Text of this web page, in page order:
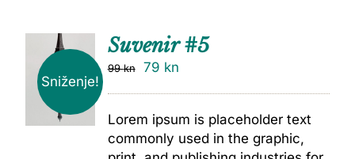
Sniženje!
Suvenir #5
99kn 79 kn
Lorem ipsum is placeholder text
commonly used in the graphic,